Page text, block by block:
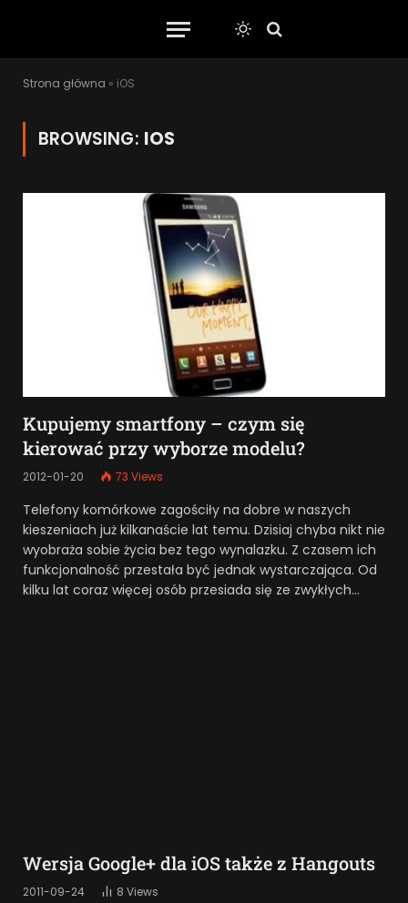
Strona główna » iOS
BROWSING: IOS
Kupujemy smartfony – czym się
kierować przy wyborze modelu?
2012-01-20 73 Views
Telefony komórkowe zagościły na dobre w naszych
kieszeniach już kilkanaście lat temu. Dzisiaj chyba nikt nie
wyobraża sobie życia bez tego wynalazku. Z czasem ich
funkcjonalność przestała być jednak wystarczająca. Od
kilku lat coraz więcej osób przesiada się ze zwykłych…
Wersja Google+ dla iOS także z Hangouts
2011-09-24 8 Views